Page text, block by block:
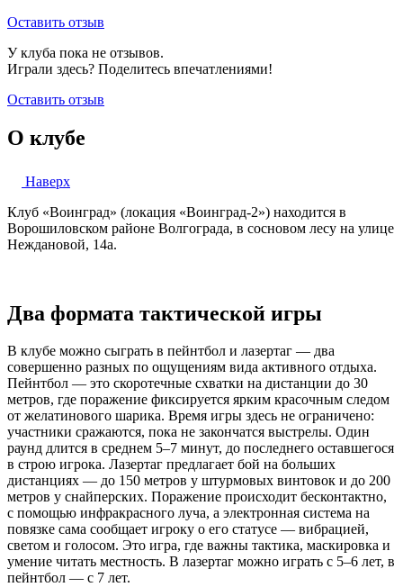
Оставить отзыв
У клуба пока не отзывов.
Играли здесь? Поделитесь впечатлениями!
Оставить отзыв
О клубе
Наверх
Клуб «Воинград» (локация «Воинград-2») находится в
Ворошиловском районе Волгограда, в сосновом лесу на улице
Неждановой, 14а.
Два формата тактической игры
В клубе можно сыграть в пейнтбол и лазертаг — два
совершенно разных по ощущениям вида активного отдыха.
Пейнтбол — это скоротечные схватки на дистанции до 30
метров, где поражение фиксируется ярким красочным следом
от желатинового шарика. Время игры здесь не ограничено:
участники сражаются, пока не закончатся выстрелы. Один
раунд длится в среднем 5–7 минут, до последнего оставшегося
в строю игрока. Лазертаг предлагает бой на больших
дистанциях — до 150 метров у штурмовых винтовок и до 200
метров у снайперских. Поражение происходит бесконтактно,
с помощью инфракрасного луча, а электронная система на
повязке сама сообщает игроку о его статусе — вибрацией,
светом и голосом. Это игра, где важны тактика, маскировка и
умение читать местность. В лазертаг можно играть с 5–6 лет, в
пейнтбол — с 7 лет.